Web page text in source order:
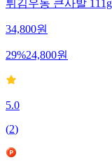
튀김우동 큰사발
34,800원
29%24,800원
5.0
(2)